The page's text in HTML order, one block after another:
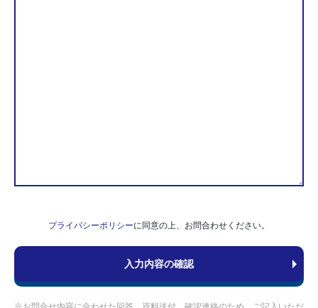
プライバシーポリシーに同意の上、お問合わせください。